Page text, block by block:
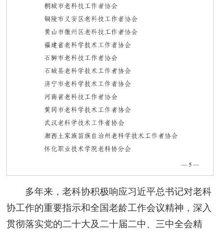
多年来，老科协积极响应习近平总书记对老科
协工作的重要指示和全国老龄工作会议精神，深入
贯彻落实党的二十大及二十届二中、三中全会精